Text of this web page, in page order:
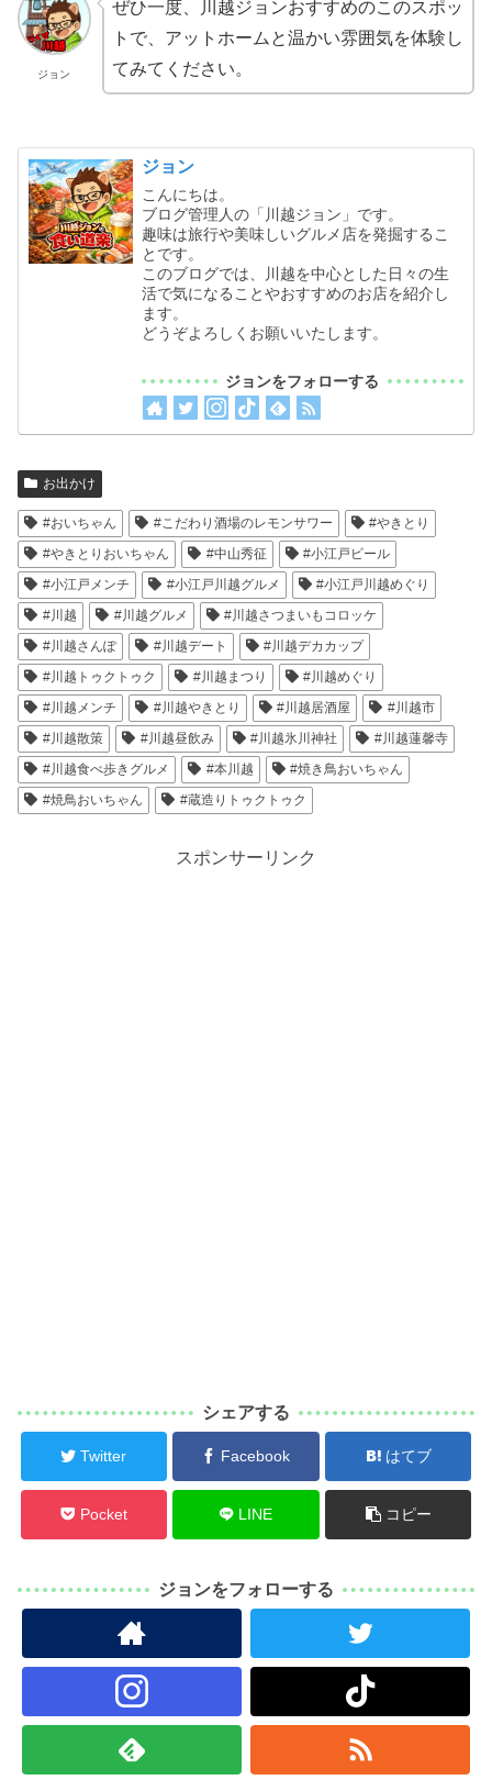
ジョン
ぜひ一度、川越ジョンおすすめのこのスポッ
トで、アットホームと温かい雰囲気を体験し
てみてください。
ジョン
こんにちは。
ブログ管理人の「川越ジョン」です。
趣味は旅行や美味しいグルメ店を発掘するこ
とです。
このブログでは、川越を中心とした日々の生
活で気になることやおすすめのお店を紹介し
ます。
どうぞよろしくお願いいたします。
ジョンをフォローする
お出かけ
#おいちゃん #こだわり酒場のレモンサワー
#やきとり
#やきとりおいちゃん
#中山秀征
#小江戸ビール
#小江戸メンチ
#小江戸川越グルメ
#小江戸川越めぐり
#川越
#川越グルメ
#川越さつまいもコロッケ
#川越さんぽ
#川越デート
#川越デカカップ
#川越トゥクトゥク
#川越まつり
#川越めぐり
#川越メンチ
#川越やきとり #川越居酒屋
#川越市
#川越散策
#川越昼飲み #川越氷川神社
#川越蓮馨寺
#川越食べ歩きグルメ
#本川越
#焼き鳥おいちゃん
#焼鳥おいちゃん
#蔵造りトゥクトゥク
スポンサーリンク
シェアする
Twitter Facebook はてブ
Pocket LINE コピー
ジョンをフォローする